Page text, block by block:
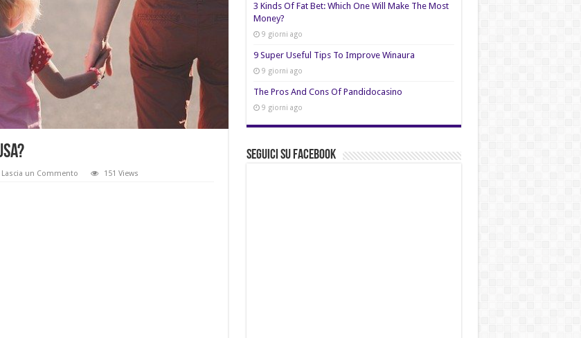
Lascia un Commento 151 Views
3 Kinds Of Fat Bet: Which One Will Make The Most
Money?
9 giorni ago
9 Super Useful Tips To Improve Winaura
9 giorni ago
The Pros And Cons Of Pandidocasino
9 giorni ago
Seguici su Facebook